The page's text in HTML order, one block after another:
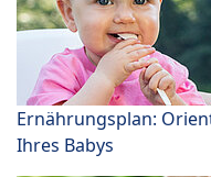
Ernährungsplan:
Ihres Babys